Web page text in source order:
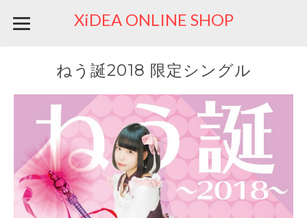
XiDEA ONLINE SHOP
ねう誕2018 限定シングル